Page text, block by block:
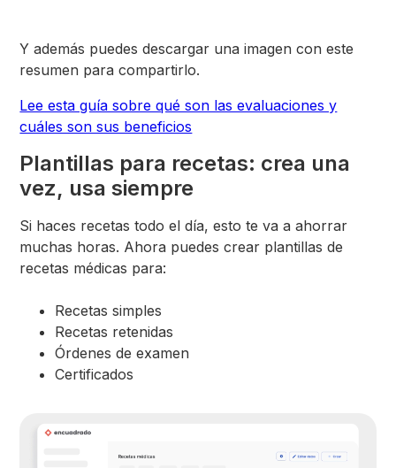
Y además puedes descargar una imagen con este
resumen para compartirlo.
Lee esta guía sobre qué son las evaluaciones y
cuáles son sus beneficios
Plantillas para recetas: crea una
vez, usa siempre
Si haces recetas todo el día, esto te va a ahorrar
muchas horas. Ahora puedes crear plantillas de
recetas médicas para:
Recetas simples
Recetas retenidas
Órdenes de examen
Certificados